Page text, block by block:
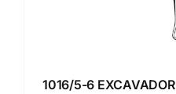
1016/5-6 EXCAVADOR